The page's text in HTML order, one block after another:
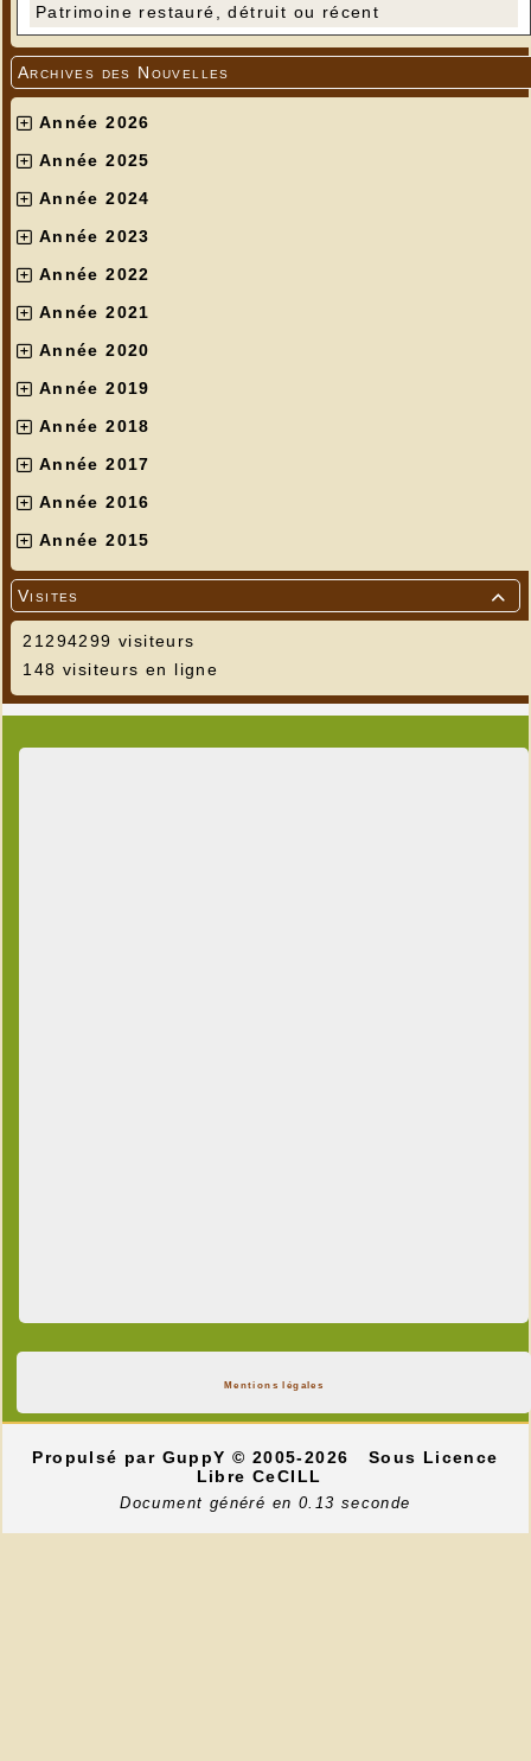
Patrimoine restauré, détruit ou récent
Archives des Nouvelles
Année 2026
Année 2025
Année 2024
Année 2023
Année 2022
Année 2021
Année 2020
Année 2019
Année 2018
Année 2017
Année 2016
Année 2015

Visites
21294299 visiteurs
148 visiteurs en ligne
Mentions légales
Propulsé par GuppY© 2005-2026
Sous Licence
Libre CeCILL
Document généré en 0.13 seconde